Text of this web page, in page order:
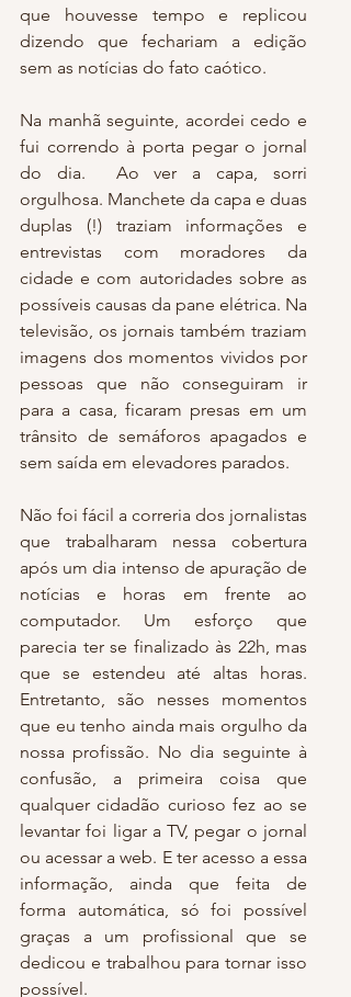
que houvesse tempo e replicou
dizendo que fechariam a edição
sem as notícias do fato caótico.
Na manhã seguinte, acordei cedo e
fui correndo à porta pegar o jornal
do dia.  Ao ver a capa, sorri
orgulhosa. Manchete da capa e duas
duplas (!) traziam informações e
entrevistas com moradores da
cidade e com autoridades sobre as
possíveis causas da pane elétrica. Na
televisão, os jornais também traziam
imagens dos momentos vividos por
pessoas que não conseguiram ir
para a casa, ficaram presas em um
trânsito de semáforos apagados e
sem saída em elevadores parados.
Não foi fácil a correria dos jornalistas
que trabalharam nessa cobertura
após um dia intenso de apuração de
notícias e horas em frente ao
computador. Um esforço que
parecia ter se finalizado às 22h, mas
que se estendeu até altas horas.
Entretanto, são nesses momentos
que eu tenho ainda mais orgulho da
nossa profissão. No dia seguinte à
confusão, a primeira coisa que
qualquer cidadão curioso fez ao se
levantar foi ligar a TV, pegar o jornal
ou acessar a web. E ter acesso a essa
informação, ainda que feita de
forma automática, só foi possível
graças a um profissional que se
dedicou e trabalhou para tornar isso
possível.